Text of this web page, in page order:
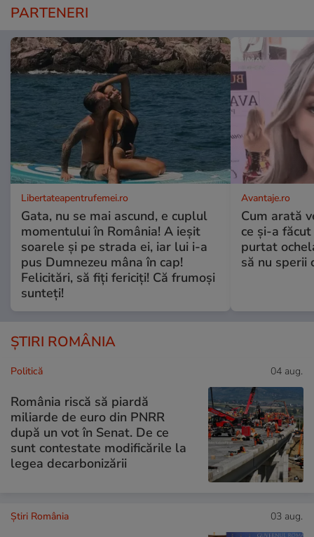
PARTENERI
Libertateapentrufemei.ro
Gata, nu se mai ascund, e cuplul
momentului în România! A ieșit
soarele și pe strada ei, iar lui i-a
pus Dumnezeu mâna în cap!
Felicitări, să fiți fericiți! Că frumoși
sunteți!
Avantaje.ro
Cum arată
ce și-a
purtat
să nu sperii
ȘTIRI ROMÂNIA
Politică 04 aug.
România riscă să piardă
miliarde de euro din PNRR
după un vot în Senat. De ce
sunt contestate modificările la
legea decarbonizării
Știri România 03 aug.